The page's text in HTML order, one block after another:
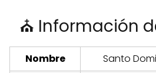
⛪ Información
Nombre Santo